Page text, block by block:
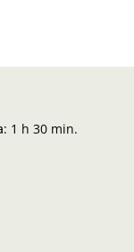
: 1 h 30 min.